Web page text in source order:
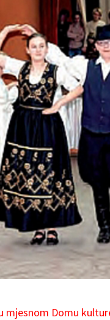
mjesnom Domu